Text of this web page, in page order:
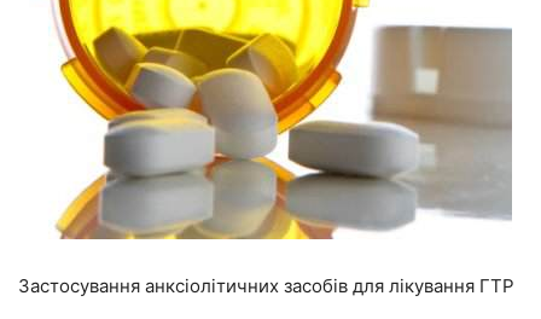
Застосування анксіолітичних засобів для лікування ГТР